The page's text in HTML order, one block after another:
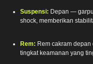
Suspensi: Depan —
shock, memberikan
Rem: Rem cakram
tingkat keamanan yang